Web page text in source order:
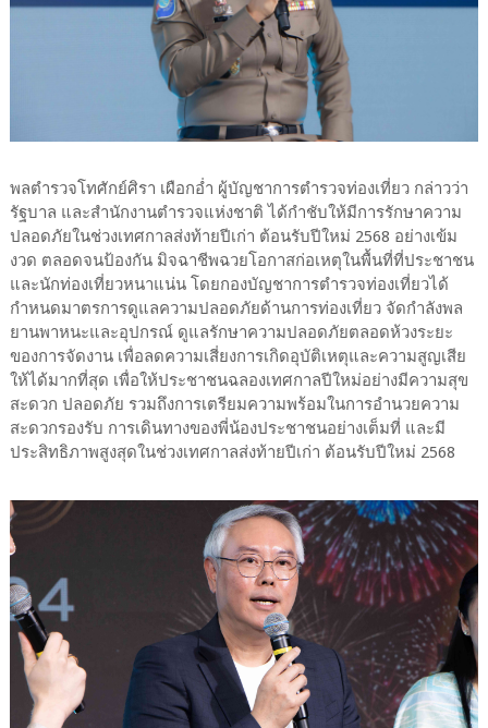
พลตำรวจโทศักย์ศิรา เผือกอ่ำ ผู้บัญชาการตำรวจท่องเที่ยว กล่าวว่า
รัฐบาล และสำนักงานตำรวจแห่งชาติ ได้กำชับให้มีการรักษาความ
ปลอดภัยในช่วงเทศกาลส่งท้ายปีเก่า ต้อนรับปีใหม่ 2568 อย่างเข้ม
งวด ตลอดจนป้องกัน มิจฉาชีพฉวยโอกาสก่อเหตุในพื้นที่ที่ประชาชน
และนักท่องเที่ยวหนาแน่น โดยกองบัญชาการตำรวจท่องเที่ยวได้
กำหนดมาตรการดูแลความปลอดภัยด้านการท่องเที่ยว จัดกำลังพล
ยานพาหนะและอุปกรณ์ ดูแลรักษาความปลอดภัยตลอดห้วงระยะ
ของการจัดงาน เพื่อลดความเสี่ยงการเกิดอุบัติเหตุและความสูญเสีย
ให้ได้มากที่สุด เพื่อให้ประชาชนฉลองเทศกาลปีใหม่อย่างมีความสุข
สะดวก ปลอดภัย รวมถึงการเตรียมความพร้อมในการอำนวยความ
สะดวกรองรับ การเดินทางของพี่น้องประชาชนอย่างเต็มที่ และมี
ประสิทธิภาพสูงสุดในช่วงเทศกาลส่งท้ายปีเก่า ต้อนรับปีใหม่ 2568